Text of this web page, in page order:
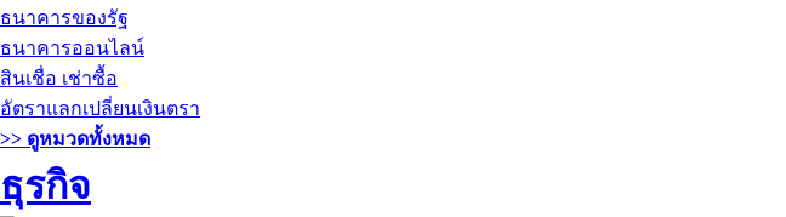
ธนาคารของรัฐ
ธนาคารออนไลน์
สินเชื่อ เช่าซื้อ
อัตราแลกเปลี่ยนเงินตรา
>> ดูหมวดทั้งหมด
ธุรกิจ